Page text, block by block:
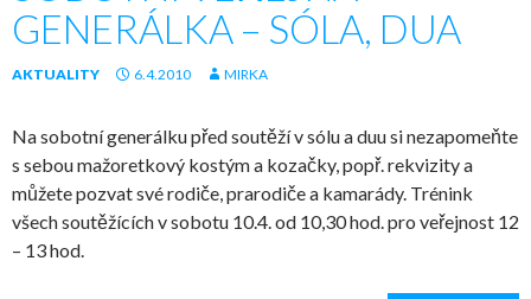
GENERÁLKA – SÓLA, DUA
AKTUALITY 6.4.2010 MIRKA
Na sobotní generálku před soutěží v sólu a duu si nezapomeňte
s sebou mažoretkový kostým a kozačky, popř. rekvizity a
můžete pozvat své rodiče, prarodiče a kamarády. Trénink
všech soutěžících v sobotu 10.4. od 10,30 hod. pro veřejnost 12
– 13 hod.